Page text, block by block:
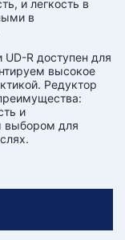
и легкость в
в
R доступен для
высокое
Редуктор
и
выбором для